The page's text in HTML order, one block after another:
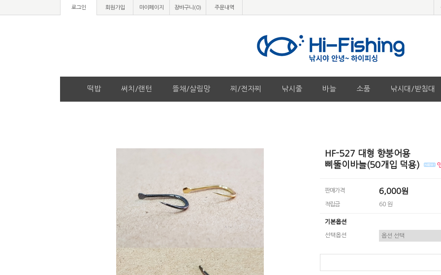
로그인 회원가입 마이페이지 장바구니(0) 주문내역
떡밥 써치/랜턴 뜰채/살림망 찌/전자찌 낚시줄 바늘 소품 낚시대/받침대
HF-527 대형 향붕어용
삐뚤이바늘(50개입 덕용)
판매가격 6,000원
적립금 60 원
기본옵션
선택옵션